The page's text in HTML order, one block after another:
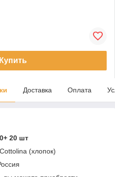
Купить
Доставка Оплата
20 шт
(хлопок)